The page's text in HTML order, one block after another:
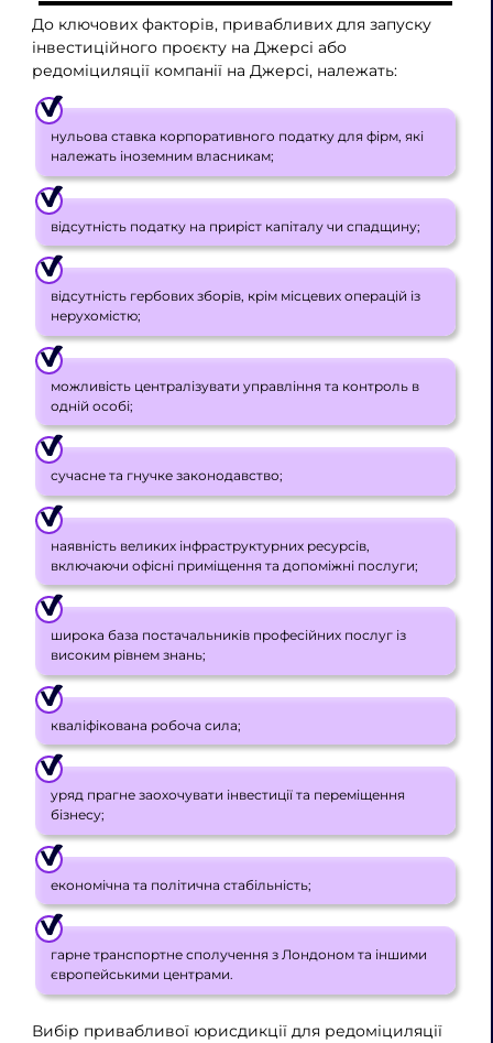
До ключових факторів, привабливих для запуску
інвестиційного проєкту на Джерсі або
редоміциляції компанії на Джерсі, належать:
нульова ставка корпоративного податку для фірм, які
належать іноземним власникам;
відсутність податку на приріст капіталу чи спадщину;
відсутність гербових зборів, крім місцевих операцій із
нерухомістю;
можливість централізувати управління та контроль в
одній особі;
сучасне та гнучке законодавство;
наявність великих інфраструктурних ресурсів,
включаючи офісні приміщення та допоміжні послуги;
широка база постачальників професійних послуг із
високим рівнем знань;
кваліфікована робоча сила;
уряд прагне заохочувати інвестиції та переміщення
бізнесу;
економічна та політична стабільність;
гарне транспортне сполучення з Лондоном та іншими
європейськими центрами.
Вибір привабливої ​​юрисдикції для редоміциляції